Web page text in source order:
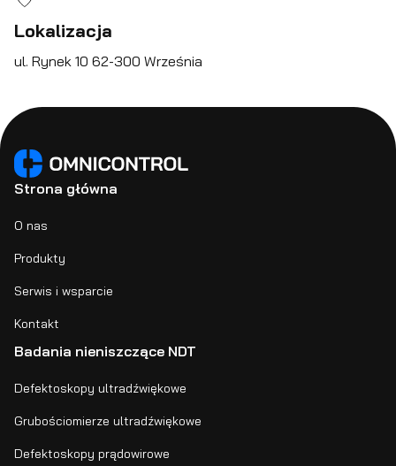
Lokalizacja
ul. Rynek 10 62-300 Września
Strona główna
O nas
Produkty
Serwis i wsparcie
Kontakt
Badania nieniszczące NDT
Defektoskopy ultradźwiękowe
Grubościomierze ultradźwiękowe
Defektoskopy prądowirowe